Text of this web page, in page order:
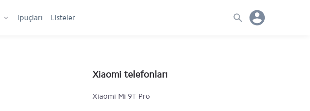
İpuçları Listeler
Xiaomi telefonları
Xiaomi Mi 9T Pro